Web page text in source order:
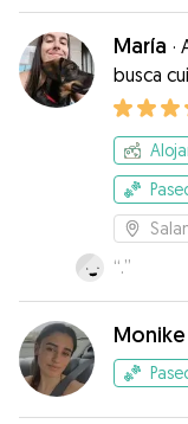
María ·
busca
“.”
Monike